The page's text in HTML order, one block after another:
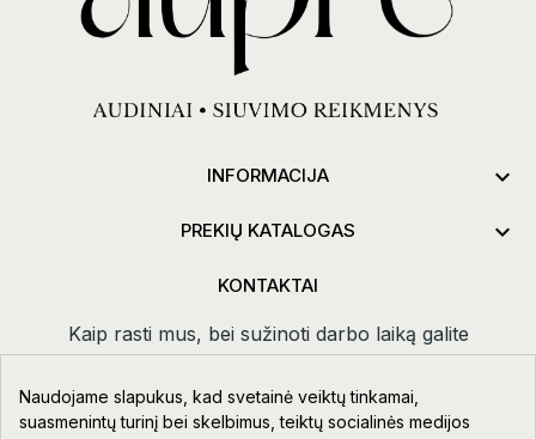
INFORMACIJA 
PREKIŲ KATALOGAS 
KONTAKTAI
Kaip rasti mus, bei sužinoti darbo laiką galite
paspauduskontaktai.
Taikos pr. 111-109, Klaipėda
Naudojame slapukus, kad svetainė veiktų tinkamai,
suasmenintų turinį bei skelbimus, teiktų socialinės medijos